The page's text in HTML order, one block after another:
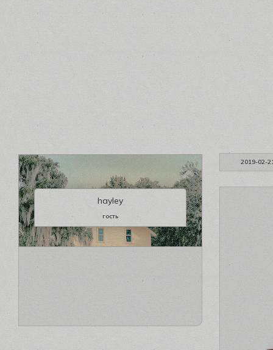
2019-02-
hayley
гость